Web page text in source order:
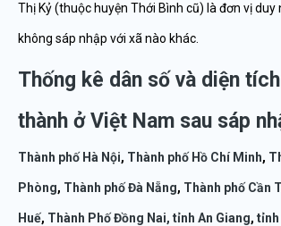
Thị Kỷ (thuộc huyện Thới Bình cũ) là đơn vị duy
không sáp nhập với xã nào khác.
Thống kê dân số và diện
thành ở Việt Nam sau sáp
Thành phố Hà Nội, Thành phố Hồ Chí Minh,
Phòng, Thành phố Đà Nẵng, Thành phố Cần
Huế, Thành Phố Đồng Nai, tỉnh An Giang, tỉnh